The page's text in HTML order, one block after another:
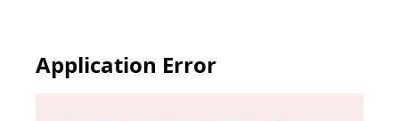
Application Error